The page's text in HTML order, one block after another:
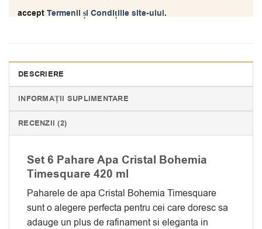
acceptTermenii și Condițiile site-ului.
DESCRIERE
INFORMAȚII SUPLIMENTARE
RECENZII (2)
Set 6 Pahare Apa Cristal Bohemia
Timesquare 420 ml
Paharele de apa Cristal Bohemia Timesquare
sunt o alegere perfecta pentru cei care doresc sa
adauge un plus de rafinament si eleganta in